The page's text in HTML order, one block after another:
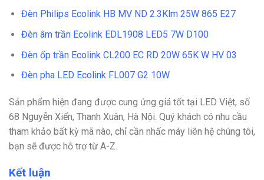
Đèn Philips Ecolink HB MV ND 2.3Klm 25W 865 E27
Đèn âm trần Ecolink EDL1908 LED5 7W D100
Đèn ốp trần Ecolink CL200 EC RD 20W 65K W HV 03
Đèn pha LED Ecolink FL007 G2 10W
Sản phẩm hiện đang được cung ứng giá tốt tại LED Việt, số
68 Nguyễn Xiển, Thanh Xuân, Hà Nội. Quý khách có nhu cầu
tham khảo bất kỳ mã nào, chỉ cần nhấc máy liên hệ chúng tôi,
bạn sẽ được hỗ trợ từ A-Z.
Kết luận